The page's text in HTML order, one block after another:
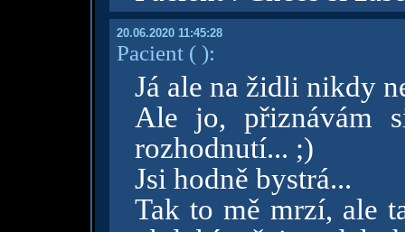
20.06.2020 11:45:28
Pacient ( ):
Já ale na židli nikdy
Ale jo, přiznávám
rozhodnutí... ;)
Jsi hodně bystrá...
Tak to mě mrzí, ale